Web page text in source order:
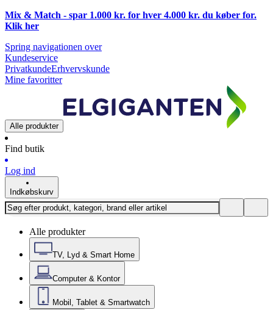
Mix & Match - spar 1.000 kr. for hver 4.000 kr. du køber for.
Klik her
Spring navigationen over
Kundeservice
PrivatkundeErhvervskunde
Mine favoritter
Alle produkter
Find butik
Log ind
Indkøbskurv
Alle produkter
TV, Lyd & Smart Home
Computer & Kontor
Mobil, Tablet & Smartwatch